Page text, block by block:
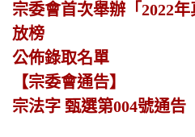
宗委會首次舉辦「2022年
放榜
公佈錄取名單
【宗委會通告】
宗法字 甄選第004號通告